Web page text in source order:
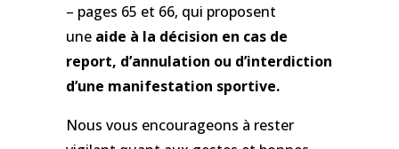
– pages 65 et 66, qui proposent
une aide à la décision en cas de
report, d’annulation ou d’interdiction
d’une manifestation sportive.
Nous vous encourageons à rester